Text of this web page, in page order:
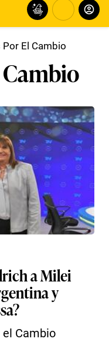
El Cambio
a Milei
y
Cambio